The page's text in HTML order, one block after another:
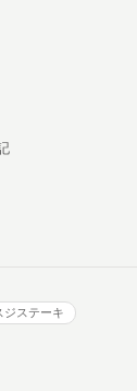
ジステーキ